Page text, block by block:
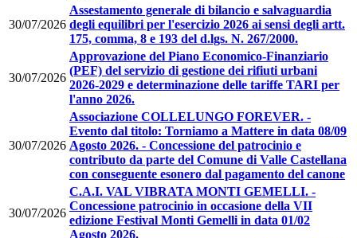
30/07/2026
Assestamento generale di bilancio e salvaguardia
degli equilibri per l'esercizio 2026 ai sensi degli artt.
175, comma, 8 e 193 del d.lgs. N. 267/2000.
30/07/2026
Approvazione del Piano Economico-Finanziario
(PEF) del servizio di gestione dei rifiuti urbani
2026-2029 e determinazione delle tariffe TARI per
l'anno 2026.
30/07/2026
Associazione COLLELUNGO FOREVER. -
Evento dal titolo: Torniamo a Mattere in data 08/09
Agosto 2026. - Concessione del patrocinio e
contributo da parte del Comune di Valle Castellana
con conseguente esonero dal pagamento del canone
30/07/2026
C.A.I. VAL VIBRATA MONTI GEMELLI. -
Concessione patrocinio in occasione della VII
edizione Festival Monti Gemelli in data 01/02
Agosto 2026.